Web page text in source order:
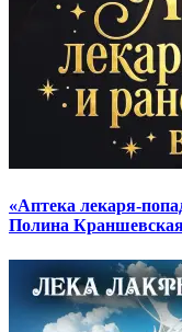
«Аптека лекаря-
Полина